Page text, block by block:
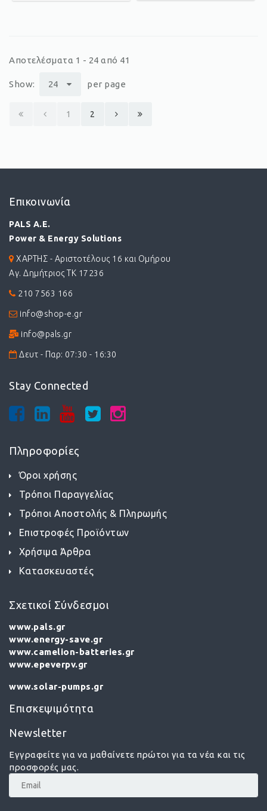
Αποτελέσματα 1 - 24 από 41
Show: 24 per page
1 2
Επικοινωνία
PALS A.E.
Power & Energy Solutions
ΧΑΡΤΗΣ - Αριστοτέλους 16 και Ομήρου
Αγ. Δημήτριος ΤΚ 17236
210 7563 166
info@shop-e.gr
info@pals.gr
Δευτ - Παρ: 07:30 - 16:30
Stay Connected
Πληροφορίες
Όροι χρήσης
Τρόποι Παραγγελίας
Τρόποι Αποστολής & Πληρωμής
Επιστροφές Προϊόντων
Χρήσιμα Άρθρα
Κατασκευαστές
Σχετικοί Σύνδεσμοι
www.pals.gr
www.energy-save.gr
www.camelion-batteries.gr
www.epeverpv.gr
www.solar-pumps.gr
Επισκεψιμότητα
Newsletter
Εγγραφείτε για να μαθαίνετε πρώτοι για τα νέα και τις
προσφορές μας.